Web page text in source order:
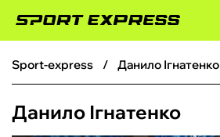
ФУТБОЛ
БАСКЕТБОЛ
sport-express Данило Ігнатенко
Данило Ігнатенко